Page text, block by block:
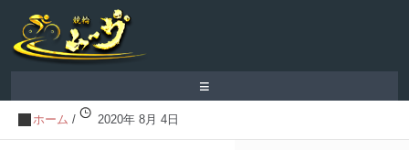
≡
ホーム / 2020年 8月 4日